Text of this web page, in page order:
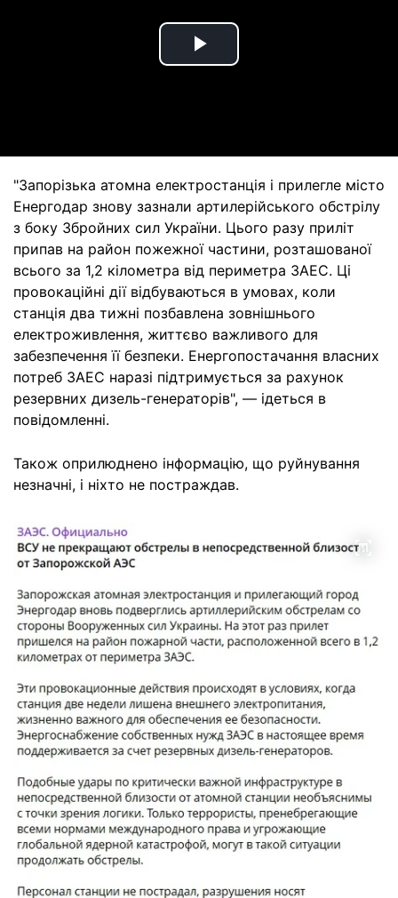
Play
"Запорізька атомна електростанція і прилегле місто
Енергодар знову зазнали артилерійського обстрілу
з боку Збройних сил України. Цього разу приліт
припав на район пожежної частини, розташованої
всього за 1,2 кілометра від периметра ЗАЕС. Ці
провокаційні дії відбуваються в умовах, коли
станція два тижні позбавлена зовнішнього
електроживлення, життєво важливого для
забезпечення її безпеки. Енергопостачання власних
потреб ЗАЕС наразі підтримується за рахунок
резервних дизель-генераторів", — ідеться в
повідомленні.
Також оприлюднено інформацію, що руйнування
незначні, і ніхто не постраждав.